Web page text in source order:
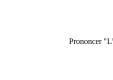
Prononcer